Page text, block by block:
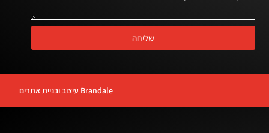
שליחה
Brandale עיצוב ובניית אתרים